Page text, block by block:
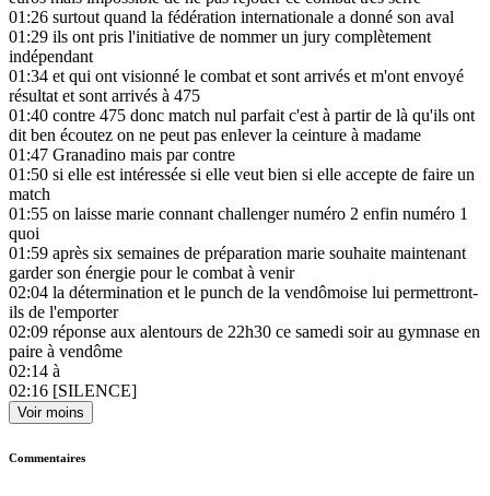
01:26 surtout quand la fédération internationale a donné son aval
01:29 ils ont pris l'initiative de nommer un jury complètement
indépendant
01:34 et qui ont visionné le combat et sont arrivés et m'ont envoyé
résultat et sont arrivés à 475
01:40 contre 475 donc match nul parfait c'est à partir de là qu'ils ont
dit ben écoutez on ne peut pas enlever la ceinture à madame
01:47 Granadino mais par contre
01:50 si elle est intéressée si elle veut bien si elle accepte de faire un
match
01:55 on laisse marie connant challenger numéro 2 enfin numéro 1
quoi
01:59 après six semaines de préparation marie souhaite maintenant
garder son énergie pour le combat à venir
02:04 la détermination et le punch de la vendômoise lui permettront-
ils de l'emporter
02:09 réponse aux alentours de 22h30 ce samedi soir au gymnase en
paire à vendôme
02:14 à
02:16 [SILENCE]
Voir moins
Commentaires